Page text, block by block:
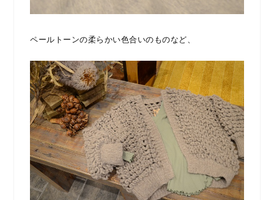
ペールトーンの柔らかい色合いのものなど、